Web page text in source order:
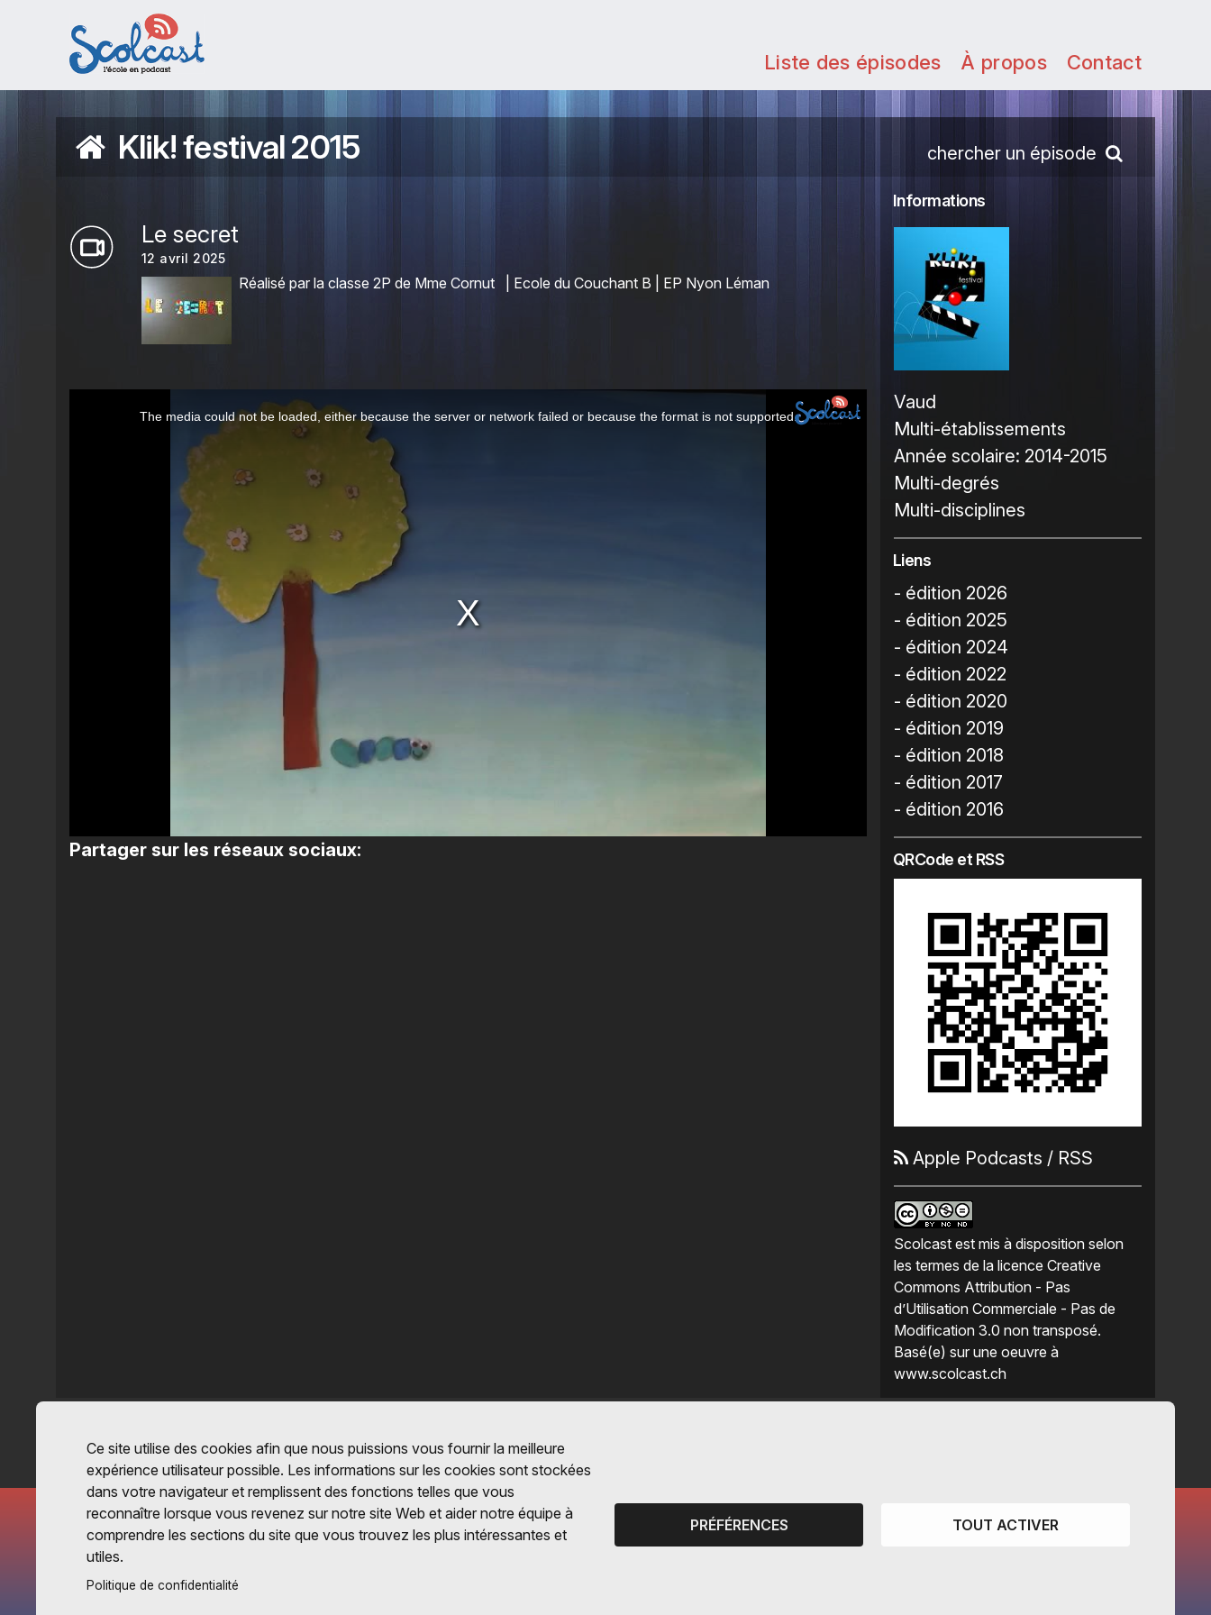
Aller au contenu principal
Liste des épisodes À propos Contact
Klik! festival 2015 chercher un épisode
Le secret
12 avril 2025
Réalisé par la classe 2P de Mme Cornut | Ecole du Couchant B | EP Nyon Léman
The media could not be loaded, either because the server or network failed or because the format is not supported.
Partager sur les réseaux sociaux:
Informations
Vaud
Multi-établissements
Année scolaire: 2014-2015
Multi-degrés
Multi-disciplines
Liens
- édition 2026
- édition 2025
- édition 2024
- édition 2022
- édition 2020
- édition 2019
- édition 2018
- édition 2017
- édition 2016
QRCode et RSS
Apple Podcasts / RSS
Scolcast est mis à disposition selon
les termes de la licence Creative
Commons Attribution - Pas
d’Utilisation Commerciale - Pas de
Modification 3.0 non transposé.
Basé(e) sur une oeuvre à
www.scolcast.ch
Ce site utilise des cookies afin que nous puissions vous fournir la meilleure
expérience utilisateur possible. Les informations sur les cookies sont stockées
dans votre navigateur et remplissent des fonctions telles que vous
reconnaître lorsque vous revenez sur notre site Web et aider notre équipe à
comprendre les sections du site que vous trouvez les plus intéressantes et
utiles.
Politique de confidentialité
PRÉFÉRENCES TOUT ACTIVER